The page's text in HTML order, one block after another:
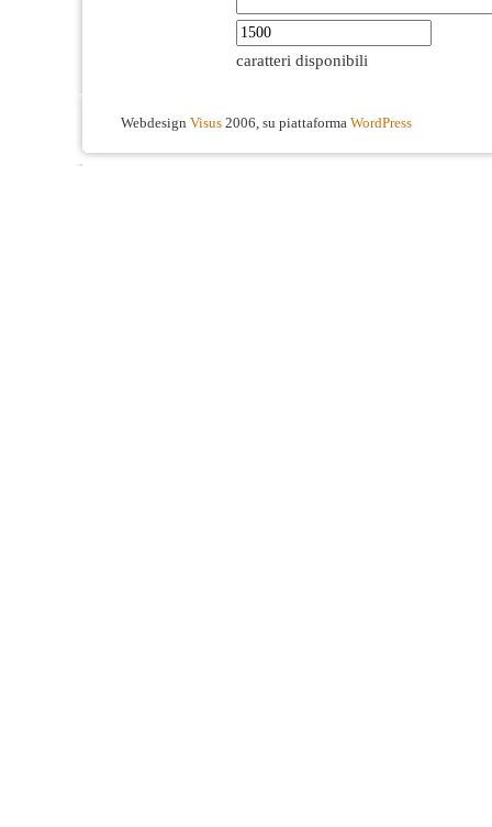
caratteri disponibili
Webdesign Visus 2006, su piattaforma WordPress